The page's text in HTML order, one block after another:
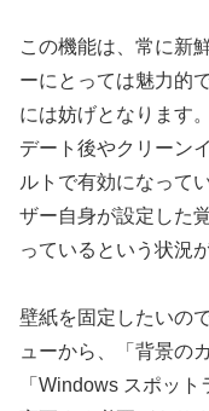
この機能は、常に新
ーにとっては魅力的
には妨げとなります
デート後やクリーン
ルトで有効になって
ザー自身が設定した
っているという状況
壁紙を固定したいの
ューから、「背景の
「Windows スポッ